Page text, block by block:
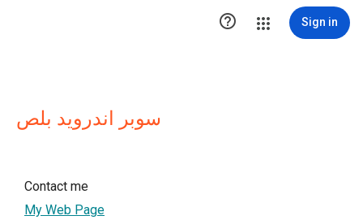
 Sign in
سوبر اندرويد بلص
Contact me
My Web Page